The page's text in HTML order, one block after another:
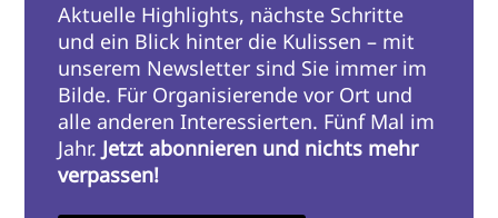
Aktuelle Highlights, nächste Schritte
und ein Blick hinter die Kulissen – mit
unserem Newsletter sind Sie immer im
Bilde. Für Organisierende vor Ort und
alle anderen Interessierten. Fünf Mal im
Jahr. Jetzt abonnieren und nichts mehr
verpassen!